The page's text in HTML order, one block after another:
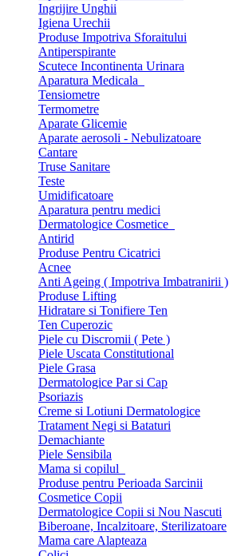
Ingrijire Unghii
Igiena Urechii
Produse Impotriva Sforaitului
Antiperspirante
Scutece Incontinenta Urinara
Aparatura Medicala
Tensiometre
Termometre
Aparate Glicemie
Aparate aerosoli - Nebulizatoare
Cantare
Truse Sanitare
Teste
Umidificatoare
Aparatura pentru medici
Dermatologice Cosmetice
Antirid
Produse Pentru Cicatrici
Acnee
Anti Ageing ( Impotriva Imbatranirii )
Produse Lifting
Hidratare si Tonifiere Ten
Ten Cuperozic
Piele cu Discromii ( Pete )
Piele Uscata Constitutional
Piele Grasa
Dermatologice Par si Cap
Psoriazis
Creme si Lotiuni Dermatologice
Tratament Negi si Bataturi
Demachiante
Piele Sensibila
Mama si copilul
Produse pentru Perioada Sarcinii
Cosmetice Copii
Dermatologice Copii si Nou Nascuti
Biberoane, Incalzitoare, Sterilizatoare
Mama care Alapteaza